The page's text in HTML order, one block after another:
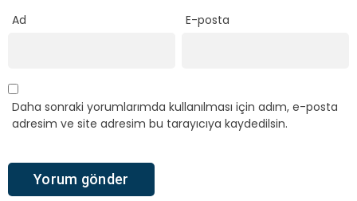
Ad E-posta
Daha sonraki yorumlarımda kullanılması için adım, e-posta
adresim ve site adresim bu tarayıcıya kaydedilsin.